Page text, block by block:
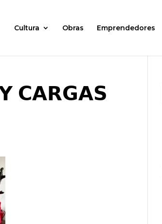
Cultura Obras Emprendedores
𝗖𝗔𝗥𝗚𝗔𝗦